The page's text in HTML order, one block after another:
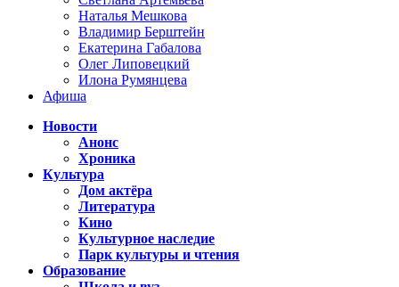
Наталья Мешкова
Владимир Берштейн
Екатерина Габалова
Олег Липовецкий
Илона Румянцева
Афиша
Новости
Анонс
Хроника
Культура
Дом актёра
Литература
Кино
Культурное наследие
Парк культуры и чтения
Образование